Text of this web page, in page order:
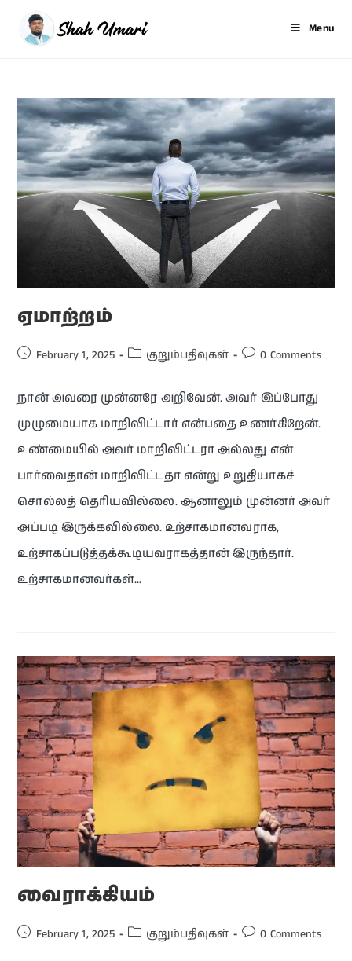
Menu
ஏமாற்றம்
February 1, 2025 குறும்பதிவுகள் 0 Comments
நான் அவரை முன்னரே அறிவேன். அவர் இப்போது
முழுமையாக மாறிவிட்டார் என்பதை உணர்கிறேன்.
உண்மையில் அவர் மாறிவிட்டரா அல்லது என்
பார்வைதான் மாறிவிட்டதா என்று உறுதியாகச்
சொல்லத் தெரியவில்லை. ஆனாலும் முன்னர் அவர்
அப்படி இருக்கவில்லை. உற்சாகமானவராக,
உற்சாகப்படுத்தக்கூடியவராகத்தான் இருந்தார்.
உற்சாகமானவர்கள்…
வைராக்கியம்
February 1, 2025 குறும்பதிவுகள் 0 Comments